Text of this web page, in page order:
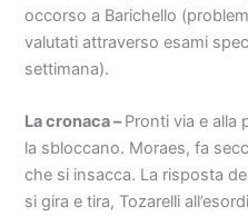
occorso a Barichello
valutati attraverso esami
settimana).
La cronaca –Pronti via e alla
la sbloccano. Moraes, fa
che si insacca. La risposta
si gira e tira, Tozarelli